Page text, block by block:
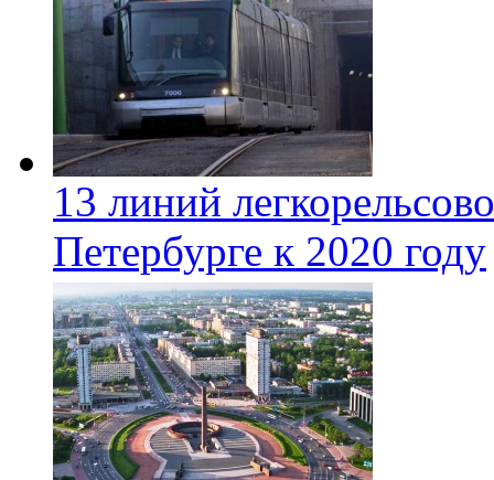
13 линий
Петербурге к 2020 году